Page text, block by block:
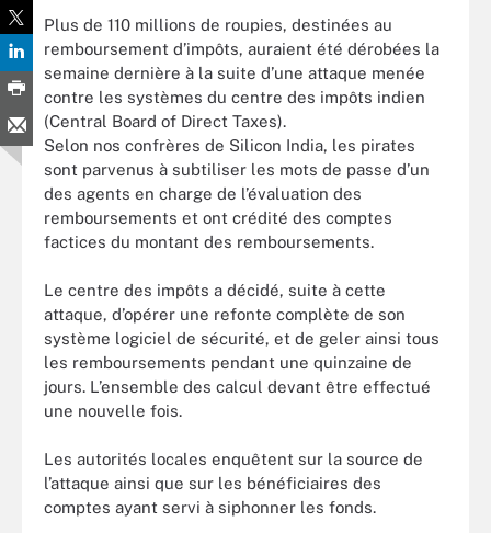
Plus de 110 millions de roupies, destinées au
remboursement d’impôts, auraient été dérobées la
semaine dernière à la suite d’une attaque menée
contre les systèmes du centre des impôts indien
(Central Board of Direct Taxes).
Selon nos confrères de Silicon India, les pirates
sont parvenus à subtiliser les mots de passe d’un
des agents en charge de l’évaluation des
remboursements et ont crédité des comptes
factices du montant des remboursements.
Le centre des impôts a décidé, suite à cette
attaque, d’opérer une refonte complète de son
système logiciel de sécurité, et de geler ainsi tous
les remboursements pendant une quinzaine de
jours. L’ensemble des calcul devant être effectué
une nouvelle fois.
Les autorités locales enquêtent sur la source de
l’attaque ainsi que sur les bénéficiaires des
comptes ayant servi à siphonner les fonds.